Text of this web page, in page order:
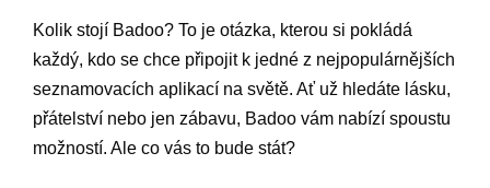
Kolik stojí Badoo? To je otázka, kterou si pokládá
každý, kdo se chce připojit k jedné z nejpopulárnějších
seznamovacích aplikací na světě. Ať už hledáte lásku,
přátelství nebo jen zábavu, Badoo vám nabízí spoustu
možností. Ale co vás to bude stát?